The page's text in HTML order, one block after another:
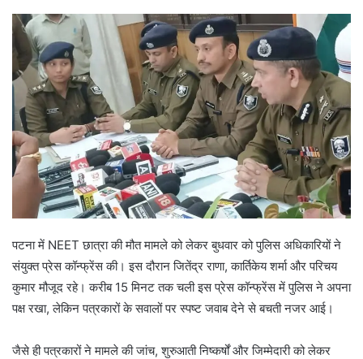
पटना में NEET छात्रा की मौत मामले को लेकर बुधवार को पुलिस अधिकारियों ने
संयुक्त प्रेस कॉन्फ्रेंस की। इस दौरान जितेंद्र राणा, कार्तिकेय शर्मा और परिचय
कुमार मौजूद रहे। करीब 15 मिनट तक चली इस प्रेस कॉन्फ्रेंस में पुलिस ने अपना
पक्ष रखा, लेकिन पत्रकारों के सवालों पर स्पष्ट जवाब देने से बचती नजर आई।
जैसे ही पत्रकारों ने मामले की जांच, शुरुआती निष्कर्षों और जिम्मेदारी को लेकर